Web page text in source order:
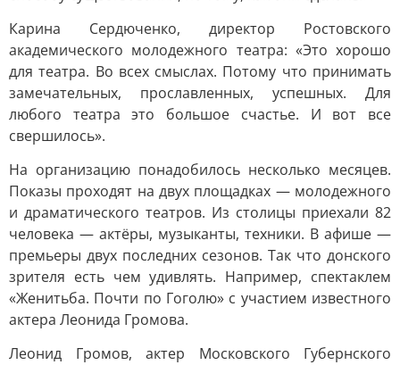
Карина Сердюченко, директор Ростовского
академического молодежного театра: «Это хорошо
для театра. Во всех смыслах. Потому что принимать
замечательных, прославленных, успешных. Для
любого театра это большое счастье. И вот все
свершилось».
На организацию понадобилось несколько месяцев.
Показы проходят на двух площадках — молодежного
и драматического театров. Из столицы приехали 82
человека — актёры, музыканты, техники. В афише —
премьеры двух последних сезонов. Так что донского
зрителя есть чем удивлять. Например, спектаклем
«Женитьба. Почти по Гоголю» с участием известного
актера Леонида Громова.
Леонид Громов, актер Московского Губернского